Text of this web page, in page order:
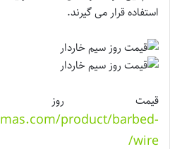
استفاده قرار می گیرند.
قیمت روز
product/barbed-
wire/